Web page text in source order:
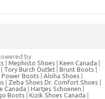
by
| Mephisto Shoes | Keen Canada |
| Tory Burch Outlet | Brunt Boots |
Power Boots | Aloha Shoes |
| Zeba Shoes Dr. Comfort Shoes |
Canada | Hartjes Schoenen |
Boots | Kizik Shoes Canada |